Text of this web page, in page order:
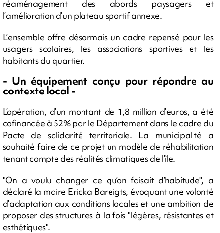
réaménagement des abords paysagers et
l’amélioration d’un plateau sportif annexe.
L’ensemble offre désormais un cadre repensé pour les
usagers scolaires, les associations sportives et les
habitants du quartier.
- Un équipement conçu pour répondre au
contexte local -
L’opération, d’un montant de 1,8 million d’euros, a été
cofinancée à 52% par le Département dans le cadre du
Pacte de solidarité territoriale. La municipalité a
souhaité faire de ce projet un modèle de réhabilitation
tenant compte des réalités climatiques de l’île.
"On a voulu changer ce qu’on faisait d’habitude", a
déclaré la maire Ericka Bareigts, évoquant une volonté
d’adaptation aux conditions locales et une ambition de
proposer des structures à la fois "légères, résistantes et
esthétiques".